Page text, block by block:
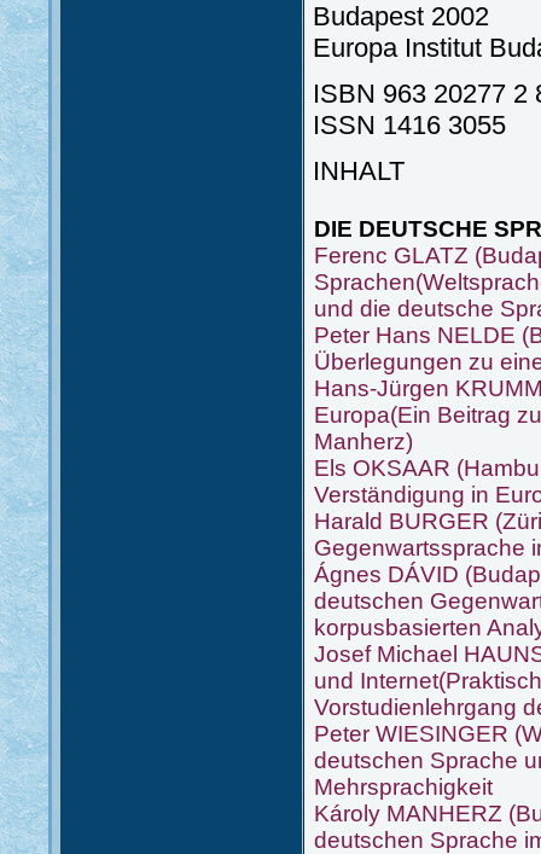
Budapest 2002
Europa Institut
ISBN 963 20277 2
ISSN 1416 3055
INHALT
DIE DEUTSCHE
Ferenc GLATZ
und die deutsche
Peter Hans NELDE
Überlegungen zu
Hans-Jürgen
Europa(Ein Beitrag
Manherz)
Els OKSAAR
Verständigung in
Harald BURGER
Gegenwartssprache
Ágnes DÁVID
deutschen
korpusbasierten
Josef Michael
und
Vorstudienlehrgang
Peter WIESINGER
deutschen Sprache
Mehrsprachigkeit
Károly MANHERZ
deutschen Sprache